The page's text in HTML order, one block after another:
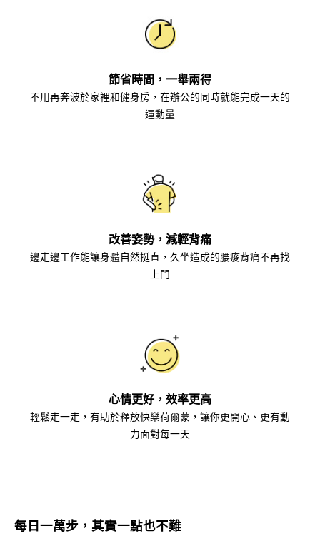
節省時間，一舉兩得
不用再奔波於家裡和健身房，在辦公的同時就能完成一天的
運動量
改善姿勢，減輕背痛
邊走邊工作能讓身體自然挺直，久坐造成的腰痠背痛不再找
上門
心情更好，效率更高
輕鬆走一走，有助於釋放快樂荷爾蒙，讓你更開心、更有動
力面對每一天
每日一萬步，其實一點也不難